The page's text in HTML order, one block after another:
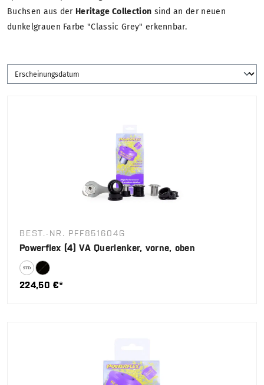
Buchsen aus der Heritage Collection sind an der neuen
dunkelgrauen Farbe "Classic Grey" erkennbar.
BEST.-NR. PFF851604G
Powerflex (4) VA Querlenker, vorne, oben
224,50 €*